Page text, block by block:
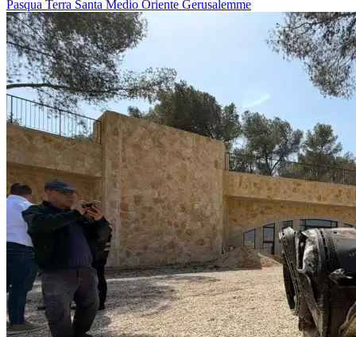
Pasqua Terra Santa Medio Oriente Gerusalemme